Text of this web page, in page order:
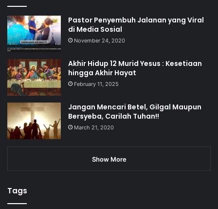
Pastor Penyembuh Jalanan yang Viral
di Media Sosial
November 24, 2020
Akhir Hidup 12 Murid Yesus : Kesetiaan
hingga Akhir Hayat
February 11, 2025
Jangan Mencari Betel, Gilgal Maupun
Bersyeba, Carilah Tuhan!!
March 21, 2020
Show More
Tags